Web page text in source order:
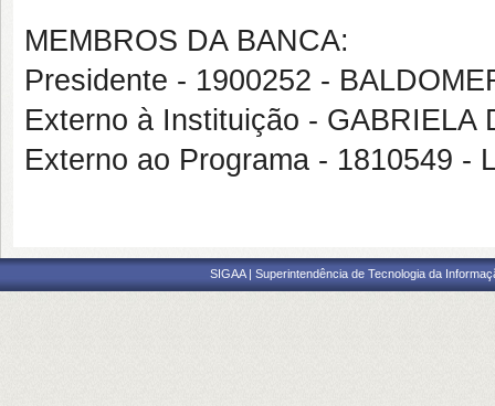
MEMBROS DA BANCA:
Presidente - 1900252 -
Externo à Instituição - GABRIELA
Externo ao Programa - 1810549 -
SIGAA | Superintendência de Tecnologia da